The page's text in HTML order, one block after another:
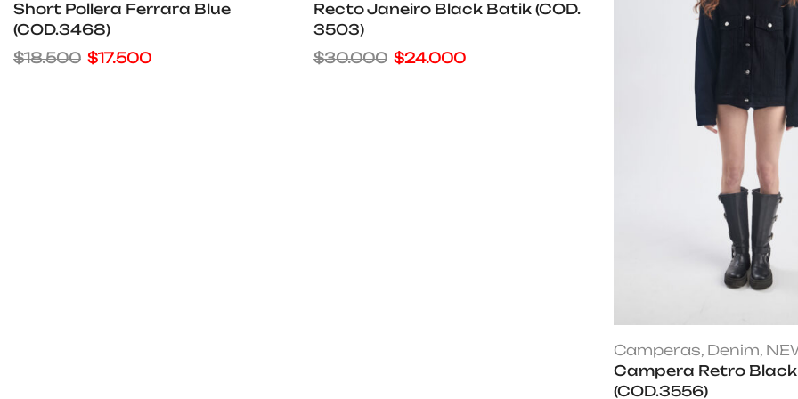
Short Pollera Ferrara Blue
(COD.3468)
$18.500 $17.500
Recto Janeiro Black Batik (COD.
3503)
$30.000 $24.000
Camperas, Denim,
Campera Retro Black
(COD.3556)